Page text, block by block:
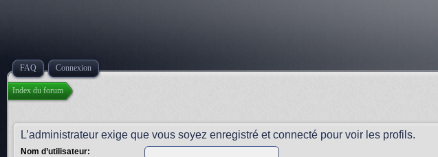
FAQ Connexion
Index du forum
L’administrateur exige que vous soyez enregistré et connecté pour voir les profils.
Nom d’utilisateur: